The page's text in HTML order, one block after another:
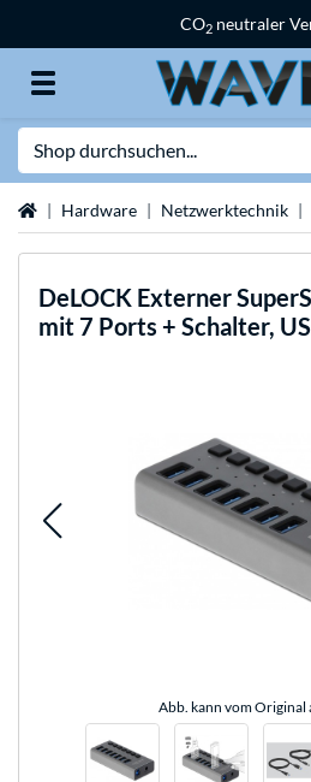
CO2 neutraler
StartseiteHardware Netzwerktechnik
DeLOCK Externer
mit 7 Ports + Schalter,
Abb. kann vom Original